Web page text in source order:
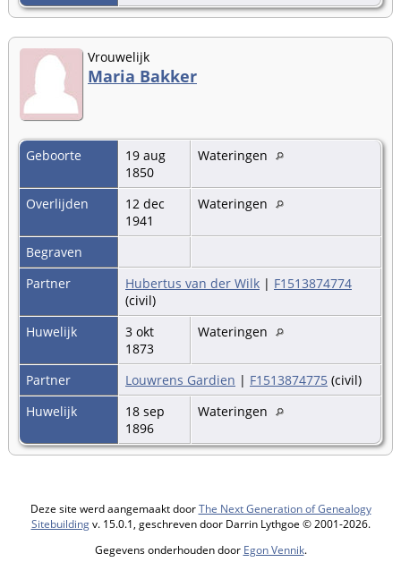
Vrouwelijk
Maria Bakker
Geboorte
19 aug
1850
Wateringen
Overlijden
12 dec
1941
Wateringen
Begraven
Partner
Hubertus van der Wilk | F1513874774
(civil)
Huwelijk
3 okt
1873
Wateringen
Partner Louwrens Gardien | F1513874775 (civil)
Huwelijk
18 sep
1896
Wateringen
Deze site werd aangemaakt doorThe Next Generation of Genealogy
Sitebuildingv. 15.0.1, geschreven door Darrin Lythgoe © 2001-2026.
Gegevens onderhouden door Egon Vennik.